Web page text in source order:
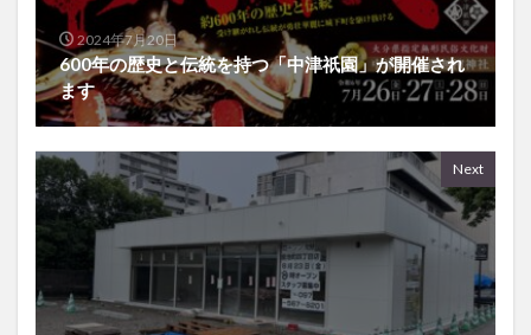
2024年7月20日
600年の歴史と伝統を持つ「中津祇園」が開催され
ます
Next